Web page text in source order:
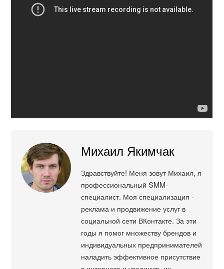
Михаил Якимчак
Здравствуйте! Меня зовут Михаил, я
профессиональный SMM-
специалист. Моя специализация -
реклама и продвижение услуг в
социальной сети ВКонтакте. За эти
годы я помог множеству брендов и
индивидуальных предпринимателей
наладить эффективное присутствие